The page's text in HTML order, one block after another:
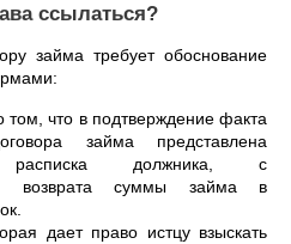
ссылаться?
займа требует обоснование
том, что в подтверждение факта
займа представлена
расписка должника, с
возврата суммы займа в
дает право истцу взыскать